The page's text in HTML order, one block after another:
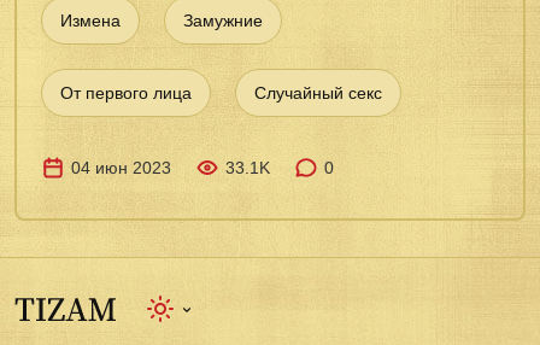
Измена Замужние
От первого лица Случайный секс
04 июн 2023 33.1K 0